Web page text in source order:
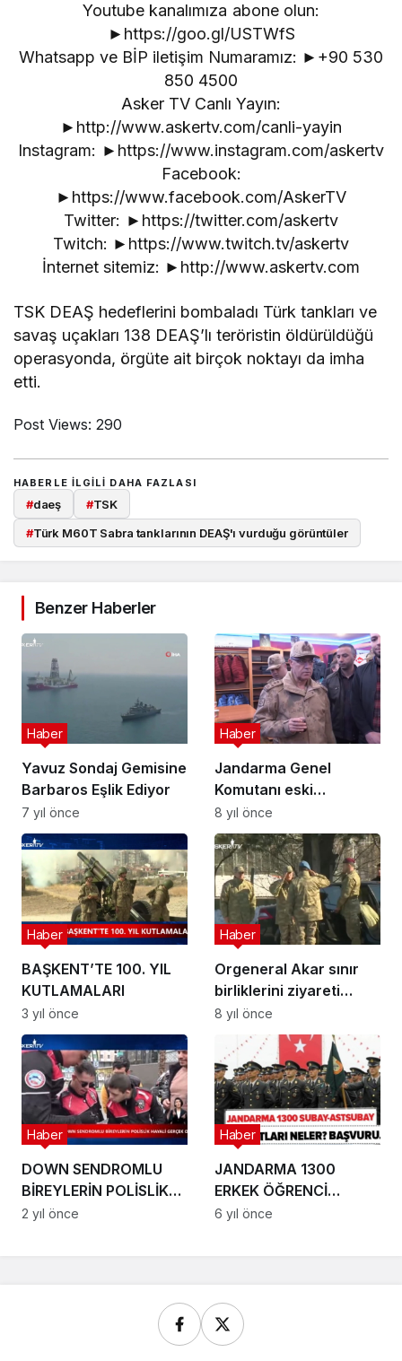
Youtube kanalımıza abone olun:
►https://goo.gl/USTWfS
Whatsapp ve BİP iletişim Numaramız: ►+90 530
850 4500
Asker TV Canlı Yayın:
►http://www.askertv.com/canli-yayin
Instagram: ►https://www.instagram.com/askertv
Facebook:
►https://www.facebook.com/AskerTV
Twitter: ►https://twitter.com/askertv
Twitch: ►https://www.twitch.tv/askertv
İnternet sitemiz: ►http://www.askertv.com
TSK DEAŞ hedeflerini bombaladı Türk tankları ve
savaş uçakları 138 DEAŞ’lı teröristin öldürüldüğü
operasyonda, örgüte ait birçok noktayı da imha
etti.
Post Views: 290
HABERLE ILGILI DAHA FAZLASI
#daeş #TSK
#Türk M60T Sabra tanklarının DEAŞ'ı vurduğu görüntüler
Benzer Haberler
Yavuz Sondaj Gemisine
Barbaros Eşlik Ediyor
Haber
7 yıl önce
Jandarma Genel
Komutanı eski
habercisiyle
karşılaşırsa
Haber
8 yıl önce
BAŞKENT’TE 100. YIL
KUTLAMALARI
Haber
3 yıl önce
Orgeneral Akar sınır
birliklerini ziyareti
(Arşiv)
Haber
8 yıl önce
DOWN SENDROMLU
BİREYLERİN POLİSLİK
HAYALİ GERÇEK OLDU
Haber
2 yıl önce
JANDARMA 1300
ERKEK ÖĞRENCİ
ALACAK!
Haber
6 yıl önce